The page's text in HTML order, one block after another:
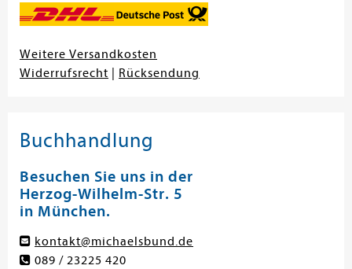
Weitere Versandkosten
Widerrufsrecht
Rücksendung
Buchhandlung
Besuchen Sie uns in der
Herzog-Wilhelm-Str. 5
in München.
kontakt@michaelsbund.de
089 / 23225 420